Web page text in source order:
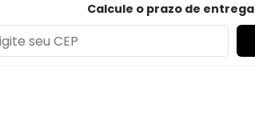
Calcule o prazo de entrega